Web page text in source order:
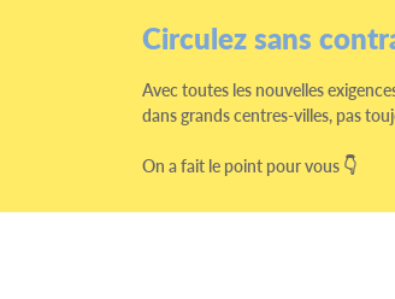
Circulez sans
Avec toutes les nouvelles
dans grands centres-villes, pas
On a fait le point pour vous 👇